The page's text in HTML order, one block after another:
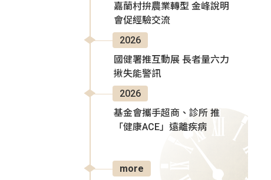
嘉蘭村拚農業轉型 金峰說明
會促經驗交流
2026
國健署推互動展 長者量六力
揪失能警訊
2026
基金會攜手超商、診所 推
「健康ACE」遠離疾病
more